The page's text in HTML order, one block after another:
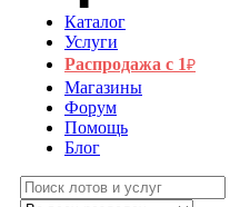
Каталог
Услуги
Распродажа с 1₽
Магазины
Форум
Помощь
Блог